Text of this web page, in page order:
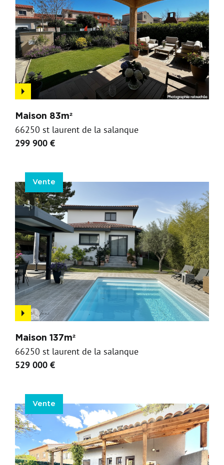
Maison 83m²
66250 st laurent de la salanque
299 900 €
Vente
Maison 137m²
66250 st laurent de la salanque
529 000 €
Vente